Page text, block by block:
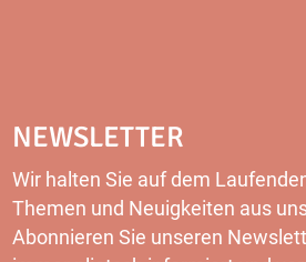
NEWSLETTER
Wir halten Sie auf dem
Themen und Neuigkeiten aus
Abonnieren Sie unseren